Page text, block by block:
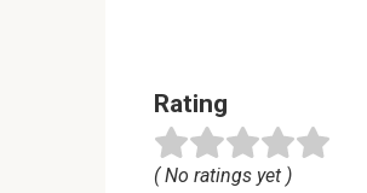
Rating
( No ratings yet )